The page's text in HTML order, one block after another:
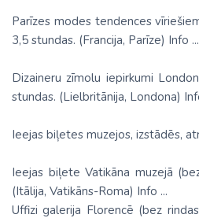
Parīzes modes tendences
3,5 stundas. (Francija, Parīze) Info ...
Dizaineru zīmolu iepirkumi
stundas. (Lielbritānija, Londona)
Ieejas biļetes muzejos, izstādēs,
Ieejas biļete Vatikāna muzejā
(Itālija, Vatikāns-Roma) Info ...
Uffizi galerija Florencē (bez